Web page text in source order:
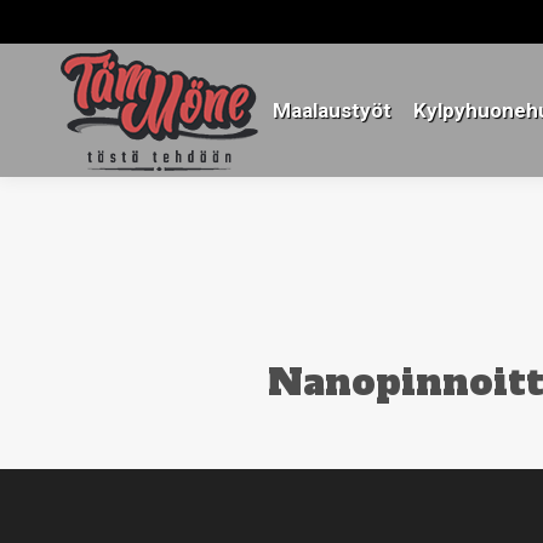
Maalaustyöt
Maalaustyöt